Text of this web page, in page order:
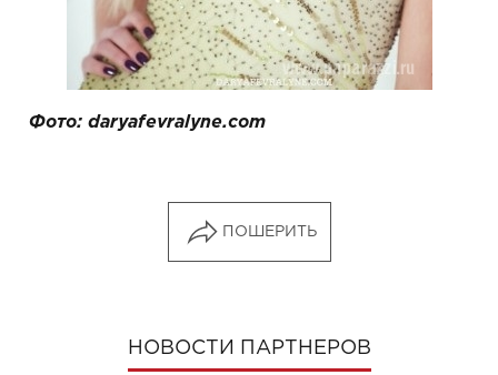
Фото: daryafevralyne.com
ПОШЕРИТЬ
НОВОСТИ ПАРТНЕРОВ